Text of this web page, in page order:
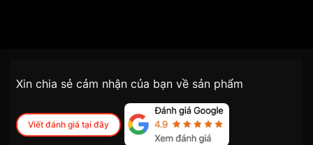
Đối tượng sử dụng Nam
Dòng máy Cơ / Automatic
tiện lợi –
nhanh chóng – minh bạch
Xin chia sẻ cảm nhận của bạn về sản phẩm
Viết đánh giá tại đây